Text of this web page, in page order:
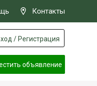
Контакты
/ Регистрация
объявление